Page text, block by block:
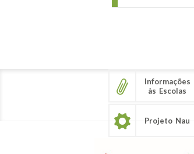
Informações
às Escolas
Projeto Nau